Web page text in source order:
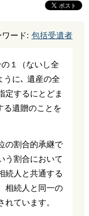
ワード:包括受遺者
１（ないし全
うに､ 遺産の全
定するにとどま
る遺贈のことを
の割合的承継で
う割合において
続人と共通する
相続人と同一の
ています。